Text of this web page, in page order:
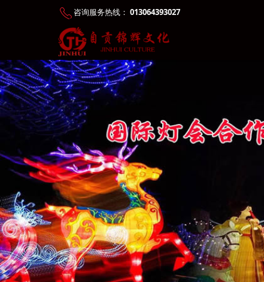
咨询服务热线： 013064393027